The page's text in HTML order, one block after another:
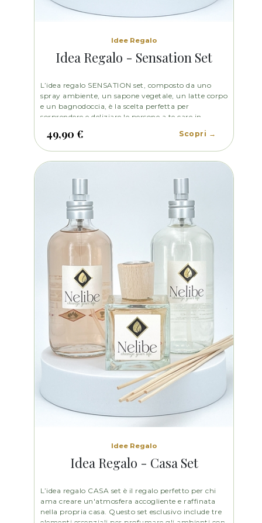
Idee Regalo
Idea Regalo - Sensation Set
L’idea regalo SENSATION set, composto da uno
spray ambiente, un sapone vegetale, un latte corpo
e un bagnodoccia, è la scelta perfetta per
sorprendere e deliziare le persone a te care in
fondono armoniosamente con l'energizzante
aroma del pompelmo, creando una sinfonia
olfattiva che dona freschezza e vitalità.
49,90 € Scopri →
Idee Regalo
Idea Regalo - Casa Set
L’idea regalo CASA set è il regalo perfetto per chi
ama creare un'atmosfera accogliente e raffinata
nella propria casa. Questo set esclusivo include tre